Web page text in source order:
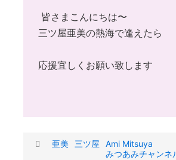
皆さまこんにちは〜
三ツ屋亜美の熱海で逢えたら
応援宜しくお願い致します
亜美 三ツ屋
Ami Mitsuya
みつあみチャンネ